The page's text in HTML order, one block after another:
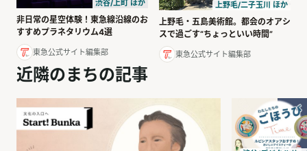
渋谷/上町 ほか
非日常の星空体験！東急線沿線のお
すすめプラネタリウム4選
東急公式サイト編集部
上野毛/二子玉川 ほか
上野毛・五島美術館。都会のオアシ
スで過ごす“ちょっといい時間”
東急公式サイト編集部
近隣のまちの記事